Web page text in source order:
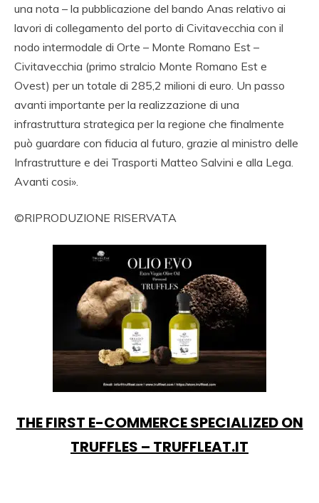
una nota – la pubblicazione del bando Anas relativo ai
lavori di collegamento del porto di Civitavecchia con il
nodo intermodale di Orte – Monte Romano Est –
Civitavecchia (primo stralcio Monte Romano Est e
Ovest) per un totale di 285,2 milioni di euro. Un passo
avanti importante per la realizzazione di una
infrastruttura strategica per la regione che finalmente
può guardare con fiducia al futuro, grazie al ministro delle
Infrastrutture e dei Trasporti Matteo Salvini e alla Lega.
Avanti cosi».
©RIPRODUZIONE RISERVATA
THE FIRST E-COMMERCE SPECIALIZED ON
TRUFFLES – TRUFFLEAT.IT